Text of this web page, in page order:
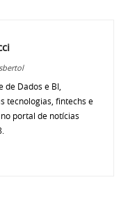
de Dados e BI,
tecnologias, fintechs e
portal de notícias